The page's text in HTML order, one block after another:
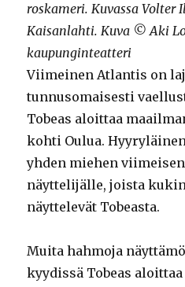
roskameri. Kuvassa Volter
Kaisanlahti. Kuva © Aki
kaupunginteatteri
Viimeinen Atlantis on
tunnusomaisesti
Tobeas aloittaa
kohti Oulua.
yhden miehen
näyttelijälle, joista
näyttelevät Tobeasta.
Muita hahmoja
kyydissä Tobeas